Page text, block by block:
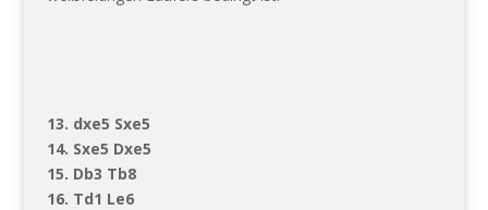
13. dxe5 Sxe5
14. Sxe5 Dxe5
15. Db3 Tb8
16. Td1 Le6